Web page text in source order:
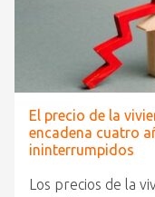
El precio de la
encadena cuatro
ininterrumpidos
Los precios de la